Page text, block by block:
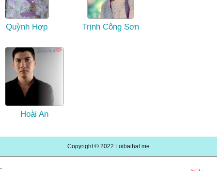
Quỳnh Hợp Trịnh Công Sơn
Hoài An
Copyright © 2022 Loibaihat.me